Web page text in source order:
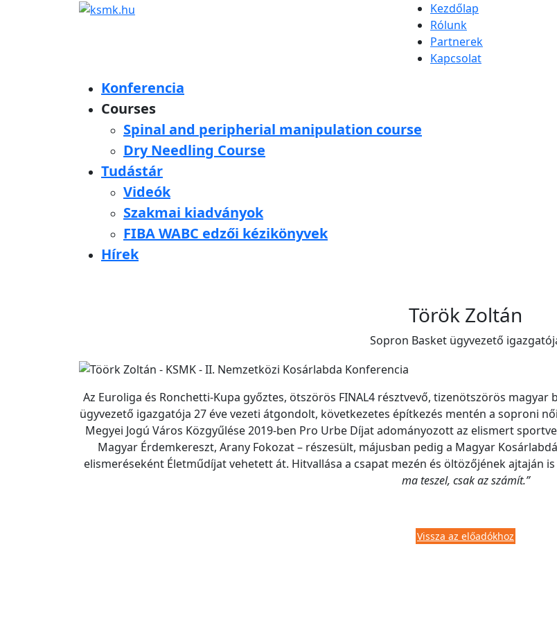
Kezdőlap
Rólunk
Partnerek
Kapcsolat
Konferencia
Courses
Spinal and peripherial manipulation course
Dry Needling Course
Tudástár
Videók
Szakmai kiadványok
FIBA WABC edzői kézikönyvek
Hírek
Török Zoltán
Sopron Basket ügyvezető
Az Euroliga és Ronchetti-Kupa győztes, ötszörös FINAL4 résztvevő, tizenötszörös
ügyvezető igazgatója 27 éve vezeti átgondolt, következetes építkezés mentén a soproni
Megyei Jogú Város Közgyűlése 2019-ben Pro Urbe Díjat adományozott az elismert
Magyar Érdemkereszt, Arany Fokozat – részesült, májusban pedig a Magyar
elismeréseként Életműdíjat vehetett át. Hitvallása a csapat mezén és öltözőjének ajtaján
ma teszel, csak az számít.”
Vissza az előadókhoz